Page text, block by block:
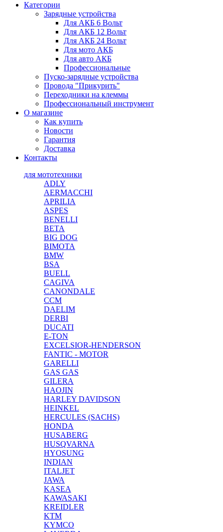
Категории
Зарядные устройства
Для АКБ 6 Вольт
Для АКБ 12 Вольт
Для АКБ 24 Вольт
Для мото АКБ
Для авто АКБ
Профессиональные
Пуско-зарядные устройства
Провода "Прикурить"
Переходники на клеммы
Профессиональный инструмент
О магазине
Как купить
Новости
Гарантия
Доставка
Контакты
для мототехники
ADLY
AERMACCHI
APRILIA
ASPES
BENELLI
BETA
BIG DOG
BIMOTA
BMW
BSA
BUELL
CAGIVA
CANONDALE
CCM
DAELIM
DERBI
DUCATI
E-TON
EXCELSIOR-HENDERSON
FANTIC - MOTOR
GARELLI
GAS GAS
GILERA
HAOJIN
HARLEY DAVIDSON
HEINKEL
HERCULES (SACHS)
HONDA
HUSABERG
HUSQVARNA
HYOSUNG
INDIAN
ITALJET
JAWA
KASEA
KAWASAKI
KREIDLER
KTM
KYMCO